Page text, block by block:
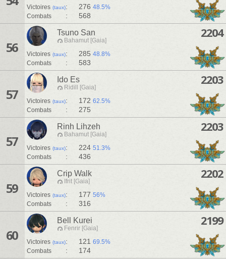
Victoires (taux): 276 48.5%
Combats
: 568
56
Tsuno San
Bahamut [Gaia]
Victoires (taux): 285 48.8%
Combats
: 583
2204
57
Ido Es
Ridill [Gaia]
Victoires (taux): 172 62.5%
Combats
: 275
2203
57
Rinh Lihzeh
Bahamut [Gaia]
Victoires (taux): 224 51.3%
Combats
: 436
2203
59
Crip Walk
Ifrit [Gaia]
Victoires (taux): 177 56%
Combats
: 316
2202
60
Bell Kurei
Fenrir [Gaia]
Victoires (taux): 121 69.5%
Combats
: 174
2199